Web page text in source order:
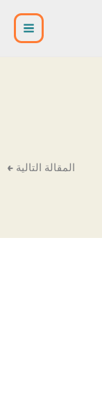
Main
المقالة التالية←